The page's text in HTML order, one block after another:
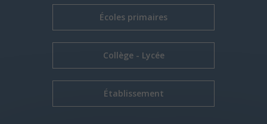
Écoles primaires
Collège - Lycée
Établissement